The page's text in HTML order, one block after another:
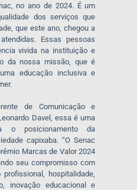
no ano de 2024. É um
dos serviços que
que este ano, chegou a
Essas pessoas
vivida na instituição e
da nossa missão, que é
educação inclusiva e
de Comunicação e
Davel, essa é uma
o posicionamento da
capixaba. “O Senac
Marcas de Valor 2024
seu compromisso com
hospitalidade,
inovação educacional e